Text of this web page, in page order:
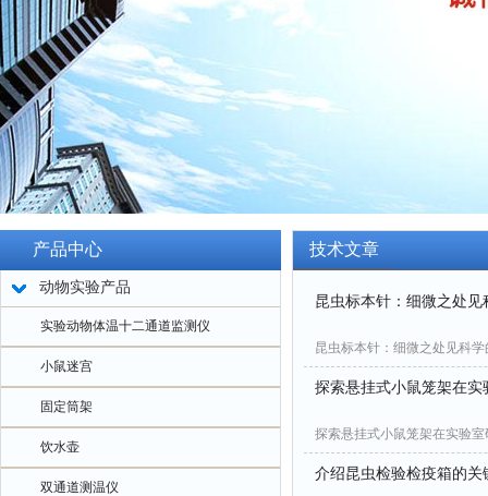
产品中心
动物实验产品
实验动物体温十二通道监测仪
小鼠迷宫
固定筒架
饮水壶
双通道测温仪
技术文章
昆虫标本针：细微之处
昆虫标本针：细微之处见科
探索悬挂式小鼠笼架在实
探索悬挂式小鼠笼架在实验
介绍昆虫检验检疫箱的关